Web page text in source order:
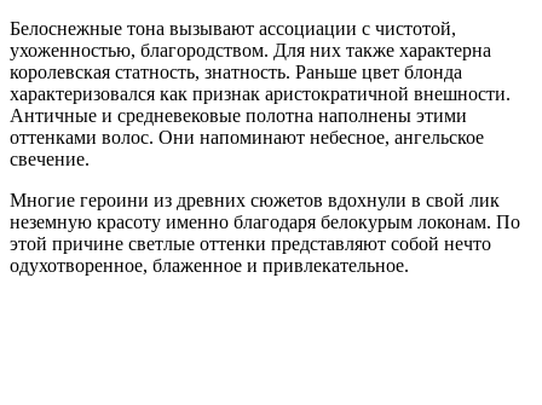
Белоснежные тона вызывают ассоциации с чистотой,
ухоженностью, благородством. Для них также характерна
королевская статность, знатность. Раньше цвет блонда
характеризовался как признак аристократичной внешности.
Античные и средневековые полотна наполнены этими
оттенками волос. Они напоминают небесное, ангельское
свечение.
Многие героини из древних сюжетов вдохнули в свой лик
неземную красоту именно благодаря белокурым локонам. По
этой причине светлые оттенки представляют собой нечто
одухотворенное, блаженное и привлекательное.